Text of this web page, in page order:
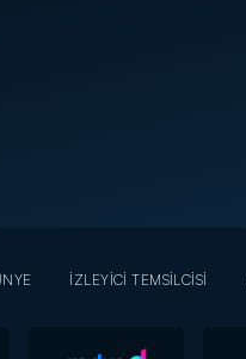
İZLEYİCİ TEMSİLCİSİ